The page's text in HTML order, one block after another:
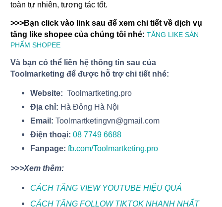
toàn tự nhiên, tương tác tốt.
>>>Bạn click vào link sau để xem chi tiết về dịch vụ
tăng like shopee của chúng tôi nhé: TĂNG LIKE SẢN
PHẨM SHOPEE
Và bạn có thể liên hệ thông tin sau của
Toolmarketing để được hỗ trợ chi tiết nhé:
Website: Toolmartketing.pro
Địa chỉ: Hà Đông Hà Nội
Email: Toolmartketingvn@gmail.com
Điện thoại: 08 7749 6688
Fanpage: fb.com/Toolmartketing.pro
>>>Xem thêm:
CÁCH TĂNG VIEW YOUTUBE HIỆU QUẢ
CÁCH TĂNG FOLLOW TIKTOK NHANH NHẤT